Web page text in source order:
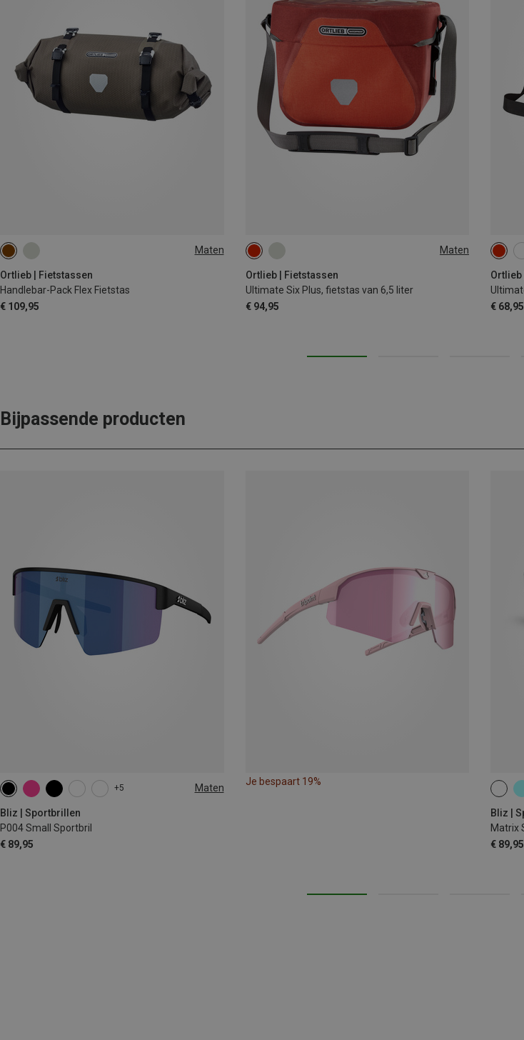
Maten
Ortlieb | Fietstassen
Handlebar-Pack Flex Fietstas
€ 109,95
9L Maten
Ortlieb | Fietstassen
Ultimate Six Plus, fietstas van 6,5 liter
€ 94,95
6.5L
Ortlieb
€ 68,95
5L
Bijpassende producten
+5 Maten
Bliz | Sportbrillen
P004 Small Sportbril
€ 89,95
ONE SIZE
Je bespaart 19%
Bliz |
Matrix
€ 89,95
ONE